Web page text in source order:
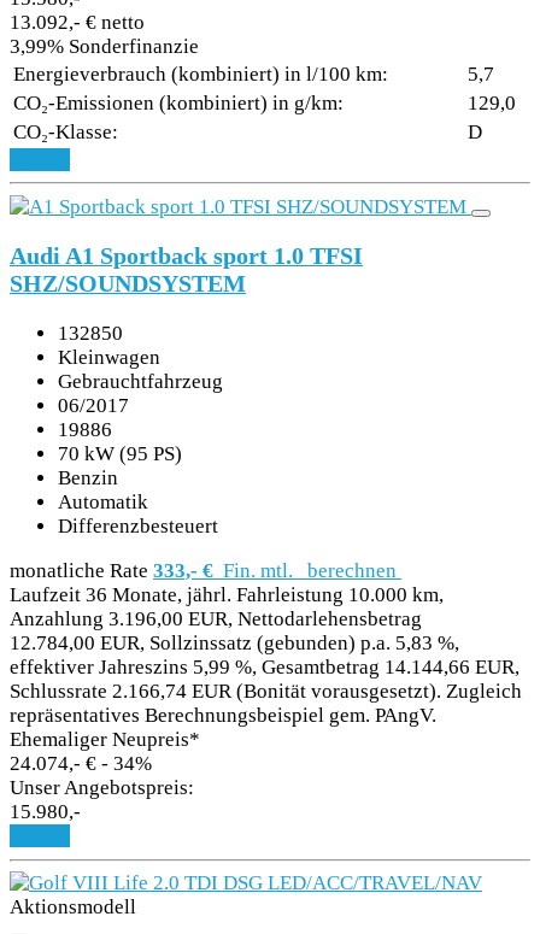
13.092,- € netto
3,99% Sonderfinanzie
Energieverbrauch (kombiniert) in l/100 km:
5,7
CO₂-Emissionen (kombiniert) in g/km:
129,0
CO₂-Klasse:
D
Audi A1 Sportback sport 1.0 TFSI
SHZ/SOUNDSYSTEM
132850
Kleinwagen
Gebrauchtfahrzeug
06/2017
19886
70 kW (95 PS)
Benzin
Automatik
Differenzbesteuert
monatliche Rate 333,- € Fin. mtl.
berechnen
Laufzeit 36 Monate, jährl. Fahrleistung 10.000 km,
Anzahlung 3.196,00 EUR, Nettodarlehensbetrag
12.784,00 EUR, Sollzinssatz (gebunden) p.a. 5,83 %,
effektiver Jahreszins 5,99 %, Gesamtbetrag 14.144,66 EUR,
Schlussrate 2.166,74 EUR (Bonität vorausgesetzt). Zugleich
repräsentatives Berechnungsbeispiel gem. PAngV.
Ehemaliger Neupreis*
24.074,- € - 34%
Unser Angebotspreis:
15.980,-
Aktionsmodell